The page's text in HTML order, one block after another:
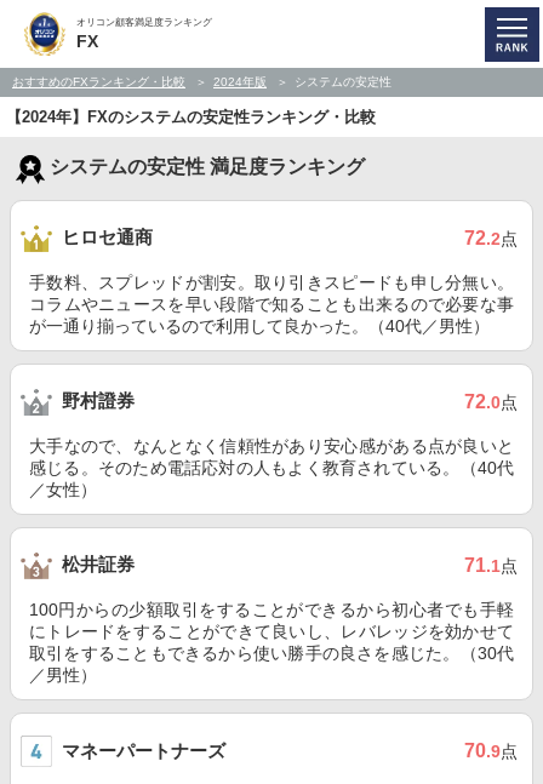
オリコン顧客満足度ランキング
FX
おすすめのFXランキング・比較 2024年版 システムの安定性
【2024年】FXのシステムの安定性ランキング・比較
システムの安定性 満足度ランキング
ヒロセ通商 72.2点
手数料、スプレッドが割安。取り引きスピードも申し分無い。
コラムやニュースを早い段階で知ることも出来るので必要な事
が一通り揃っているので利用して良かった。（40代／男性）
野村證券 72.0点
大手なので、なんとなく信頼性があり安心感がある点が良いと
感じる。そのため電話応対の人もよく教育されている。（40代
／女性）
松井証券 71.1点
100円からの少額取引をすることができるから初心者でも手軽
にトレードをすることができて良いし、レバレッジを効かせて
取引をすることもできるから使い勝手の良さを感じた。（30代
／男性）
マネーパートナーズ 70.9点